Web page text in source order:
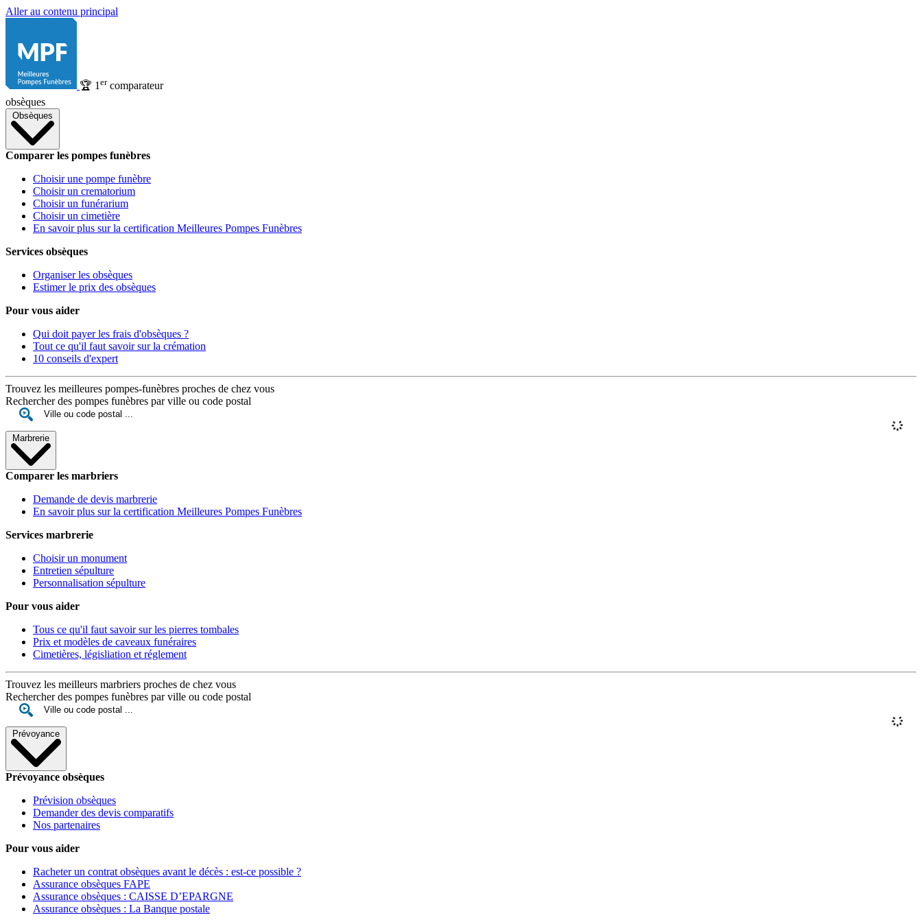
Aller au contenu principal
🏆 1 ercomparateur
obsèques
Obsèques
Comparer les pompes funèbres
Choisir une pompe funèbre
Choisir un crematorium
Choisir un funérarium
Choisir un cimetière
En savoir plus sur la certification Meilleures Pompes Funèbres
Services obsèques
Organiser les obsèques
Estimer le prix des obsèques
Pour vous aider
Qui doit payer les frais d'obsèques ?
Tout ce qu'il faut savoir sur la crémation
10 conseils d'expert
Trouvez les meilleures pompes-funèbres proches de chez vous
Rechercher des pompes funèbres par ville ou code postal
Marbrerie
Comparer les marbriers
Demande de devis marbrerie
En savoir plus sur la certification Meilleures Pompes Funèbres
Services marbrerie
Choisir un monument
Entretien sépulture
Personnalisation sépulture
Pour vous aider
Tous ce qu'il faut savoir sur les pierres tombales
Prix et modèles de caveaux funéraires
Cimetières, législiation et réglement
Trouvez les meilleurs marbriers proches de chez vous
Rechercher des pompes funèbres par ville ou code postal
Prévoyance
Prévoyance obsèques
Prévision obsèques
Demander des devis comparatifs
Nos partenaires
Pour vous aider
Racheter un contrat obsèques avant le décès : est-ce possible ?
Assurance obsèques FAPE
Assurance obsèques : CAISSE D’EPARGNE
Assurance obsèques : La Banque postale